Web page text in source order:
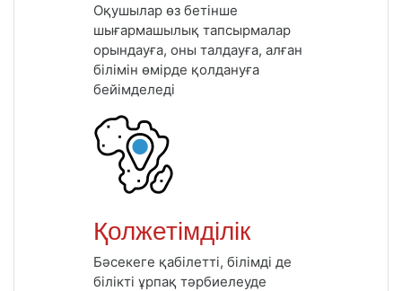
Оқушылар өз бетінше
шығармашылық тапсырмалар
орындауға, оны талдауға, алған
білімін өмірде қолдануға
бейімделеді
Қолжетімділік
Бәсекеге қабілетті, білімді де
білікті ұрпақ тәрбиелеуде